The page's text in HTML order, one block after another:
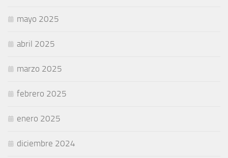
mayo 2025
abril 2025
marzo 2025
febrero 2025
enero 2025
diciembre 2024